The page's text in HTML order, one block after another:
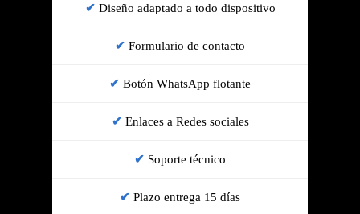
Diseño adaptado a todo dispositivo
Formulario de contacto
Botón WhatsApp flotante
Enlaces a Redes sociales
Soporte técnico
Plazo entrega 15 días